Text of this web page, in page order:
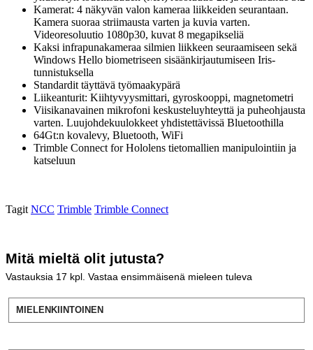
Kamerat: 4 näkyvän valon kameraa liikkeiden seurantaan.
Kamera suoraa striimausta varten ja kuvia varten.
Videoresoluutio 1080p30, kuvat 8 megapikseliä
Kaksi infrapunakameraa silmien liikkeen seuraamiseen sekä
Windows Hello biometriseen sisäänkirjautumiseen Iris-
tunnistuksella
Standardit täyttävä työmaakypärä
Liikeanturit: Kiihtyvyysmittari, gyroskooppi, magnetometri
Viisikanavainen mikrofoni keskusteluyhteyttä ja puheohjausta
varten. Luujohdekuulokkeet yhdistettävissä Bluetoothilla
64Gt:n kovalevy, Bluetooth, WiFi
Trimble Connect for Hololens tietomallien manipulointiin ja
katseluun
Tagit NCC Trimble Trimble Connect
Mitä mieltä olit jutusta?
Vastauksia 17 kpl. Vastaa ensimmäisenä mieleen tuleva
MIELENKIINTOINEN